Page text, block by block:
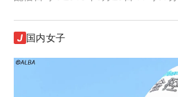
国内女子